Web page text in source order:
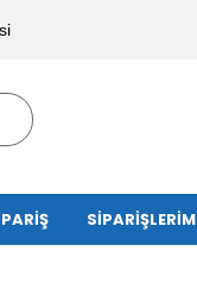
SİPARİŞLERİM